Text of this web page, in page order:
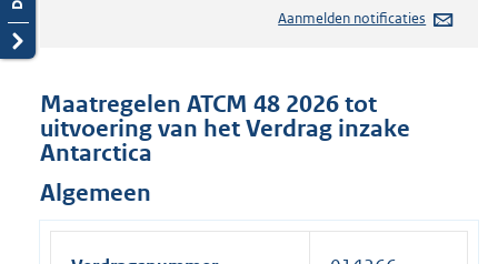
Aanmelden notificaties
Maatregelen ATCM 48 2026 tot
uitvoering van het Verdrag inzake
Antarctica
Algemeen